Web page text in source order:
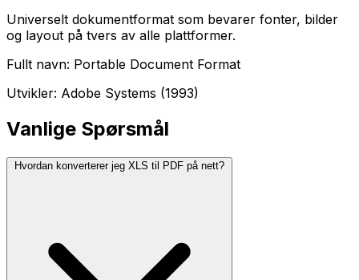
Universelt dokumentformat som bevarer fonter, bilder
og layout på tvers av alle plattformer.
Fullt navn: Portable Document Format
Utvikler: Adobe Systems (1993)
Vanlige Spørsmål
Hvordan konverterer jeg XLS til PDF på nett?